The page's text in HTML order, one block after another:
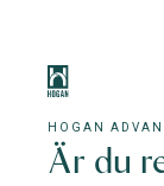
HOGAN
Är du